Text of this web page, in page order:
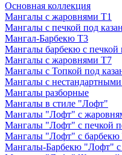
Основная коллекция
Мангалы с жаровнями Т1
Мангалы с печкой под
Мангал-Барбекю Т3
Мангалы барбекю с печкой
Мангалы с жаровнями Т7
Мангалы с Топкой под
Мангалы с
Мангалы разборные
Мангалы в стиле "Лофт"
Мангалы "Лофт" с
Мангалы "Лофт" с печкой
Мангалы "Лофт" с барбекю
Мангалы-Барбекю "Лофт" с